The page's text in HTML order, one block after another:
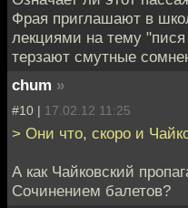
Фрая приглашают в
лекциями на тему
терзают смутные
chum »
#10 | 17.02.12 11:25
> Они что, скоро и
А как Чайковский
Сочинением балетов?